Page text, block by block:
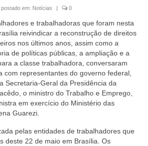
postado em: Notícias | 0
e trabalhadoras que foram nesta
reivindicar a reconstrução de direitos
nos últimos anos, assim como a
de políticas públicas, a ampliação e a
a classe trabalhadora, conversaram
com representantes do governo federal,
Secretaria-Geral da Presidência da
o ministro do Trabalho e Emprego,
em exercício do Ministério das
Guarezi.
pelas entidades de trabalhadores que
deste 22 de maio em Brasília. Os